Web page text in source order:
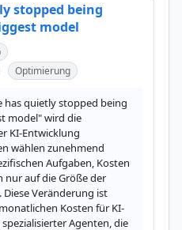
stopped being
model
Optimierung
has quietly stopped being
model" wird die
KI-Entwicklung
wählen zunehmend
Aufgaben, Kosten
nur auf die Größe der
Veränderung ist
Kosten für KI-
Agenten, die